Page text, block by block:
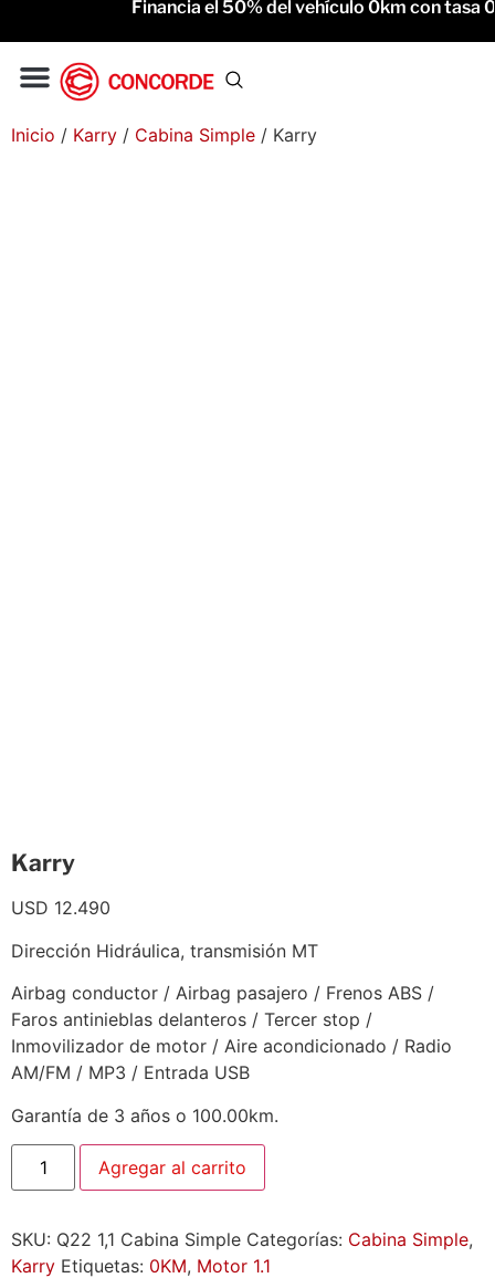
Financia el 50% del vehículo 0km con tasa
Inicio / Karry / Cabina Simple / Karry
Karry
USD 12.490
Dirección Hidráulica, transmisión MT
Airbag conductor / Airbag pasajero / Frenos ABS /
Faros antinieblas delanteros / Tercer stop /
Inmovilizador de motor / Aire acondicionado / Radio
AM/FM / MP3 / Entrada USB
Garantía de 3 años o 100.00km.
Agregar al carrito
SKU: Q22 1,1 Cabina Simple Categorías: Cabina Simple,
Karry Etiquetas: 0KM, Motor 1.1